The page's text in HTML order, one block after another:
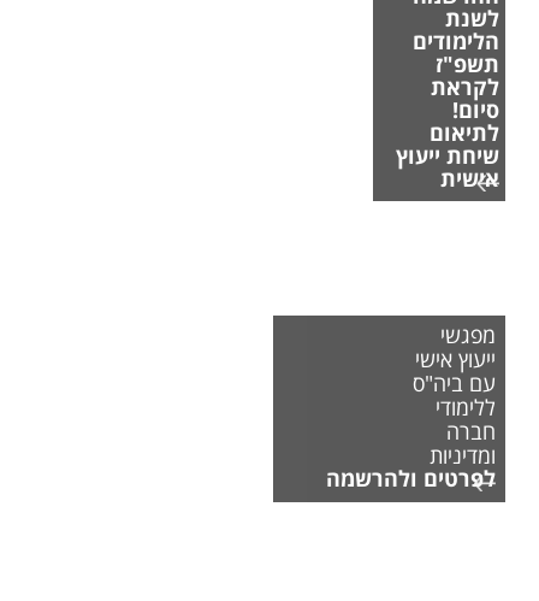
לשנת
הלימודים
תשפ"ז
לקראת
סיום!
לתיאום
שיחת ייעוץ
אישית
מפגשי
ייעוץ אישי
עם ביה"ס
ללימודי
חברה
ומדיניות
לפרטים ולהרשמה